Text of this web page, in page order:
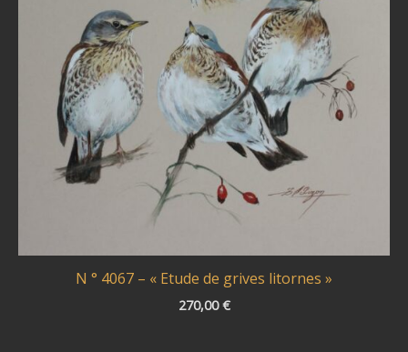
N ° 4067 – « Etude de grives litornes »
270,00€